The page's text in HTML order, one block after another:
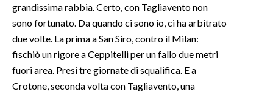
grandissima rabbia. Certo, con Tagliavento non
sono fortunato. Da quando ci sono io, ci ha arbitrato
due volte. La prima a San Siro, contro il Milan:
fischiò un rigore a Ceppitelli per un fallo due metri
fuori area. Presi tre giornate di squalifica. E a
Crotone, seconda volta con Tagliavento, una